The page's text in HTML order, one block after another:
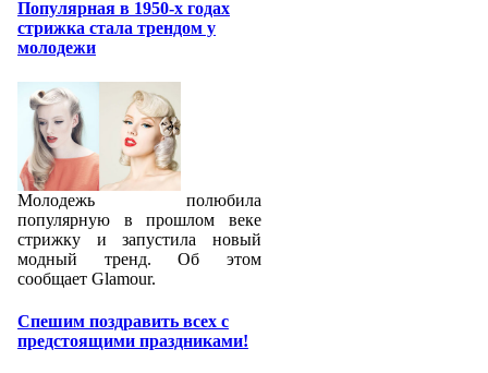
Популярная в 1950-х годах
стрижка стала трендом у
молодежи
Молодежь полюбила
популярную в прошлом веке
стрижку и запустила новый
модный тренд. Об этом
сообщает Glamour.
Спешим поздравить всех с
предстоящими праздниками!